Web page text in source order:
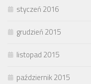
styczeń 2016
grudzień 2015
listopad 2015
październik 2015